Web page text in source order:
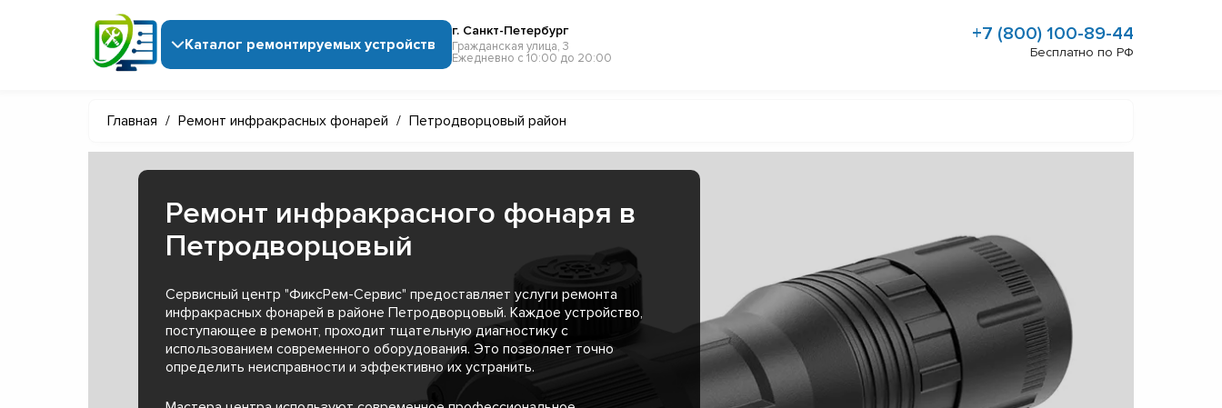
Каталог ремонтируемых устройств
г. Санкт-Петербург
Гражданская улица, 3
Ежедневно с 10:00 до 20:00
+7 (800) 100-89-44
Бесплатно по РФ
Главная / Ремонт инфракрасных фонарей / Петродворцовый район
Ремонт инфракрасного фонаря в
Петродворцовый
Сервисный центр "ФиксРем-Сервис" предоставляет услуги ремонта
инфракрасных фонарей в районе Петродворцовый. Каждое устройство,
поступающее в ремонт, проходит тщательную диагностику с
использованием современного оборудования. Это позволяет точно
определить неисправности и эффективно их устранить.